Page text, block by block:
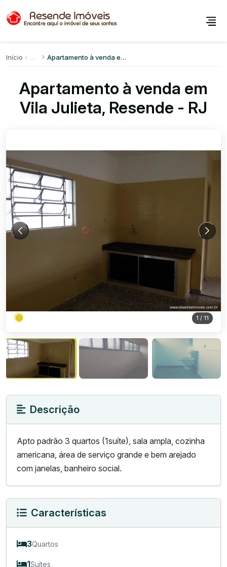
Início Apartamento à venda em Vila Julieta
Apartamento à venda em
Vila Julieta, Resende - RJ
1 / 11
Descrição
Apto padrão 3 quartos (1suíte), sala ampla, cozinha
americana, área de serviço grande e bem arejado
com janelas, banheiro social.
Características
3Quartos
1Suítes